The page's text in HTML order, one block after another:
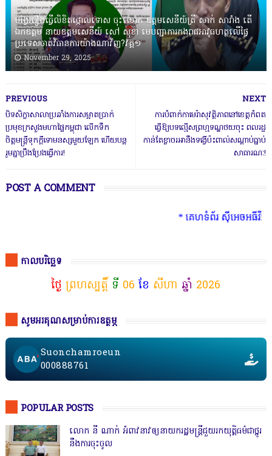
បង្វែររឿងធ្វើលិខិតថ្កោលទោស ចុះលោក ឧត្តមសេនីយ៍ត្រី សាក់ សារាំង តើ
ឯកឧត្តម នាយឧត្តមសេនីយ៍ សៅ សុខា មេបញ្ជាការកងរាជអាវុធហត្ថលើផ្ទៃ
ប្រទេសចាត់វិធានការយ៉ាងណាវិញ?វគ្គ១
November 29, 2025
NEXT
ការបំពាក់កាមេរ៉ាសុវត្ថិភាពនៅខេត្តកំពត
ធ្វើឱ្យបទល្មើសព្រហ្មទណ្ឌថយចុះ ពលរដ្ឋ
កាន់តែខ្លាចរអានឹងទង្វើប៉ះពាល់សណ្ដាប់ធ្នាប់
សាធារណៈ!
PREVIOUS
បិទសិក្ខាសាលាប្រឆាំងការសម្អាតប្រាក់
ប្រមុខក្រសួងមហាផ្ទៃកម្ពុជា លើកទឹក
ចិត្តមន្រ្តីទុកក្ដីទោមនស្សមួយឡែក ហើយបន្ត
រួមគ្នាប្រឹងប្រែងធ្វើការ!
POST A COMMENT
* គេហទំព័រ ស៊ីអេចអធីវីអនឡាញ ជា
កាលបរិច្ឆេទ
ថ្ងៃ ព្រហស្បត្តិ៍ ទី 06 ខែ សីហា ឆ្នាំ 2026
សូមអរគុណសម្រាប់ការឧត្ថម្ភ
Suonchamroeun
000888761
POPULAR POSTS
លោក នី ណាក់ អំពាវនាវឲ្យនាយករដ្ឋមន្ត្រីជួយរកយុត្តិធម៌ជាថ្នូរ
នឹងការចុះចូល